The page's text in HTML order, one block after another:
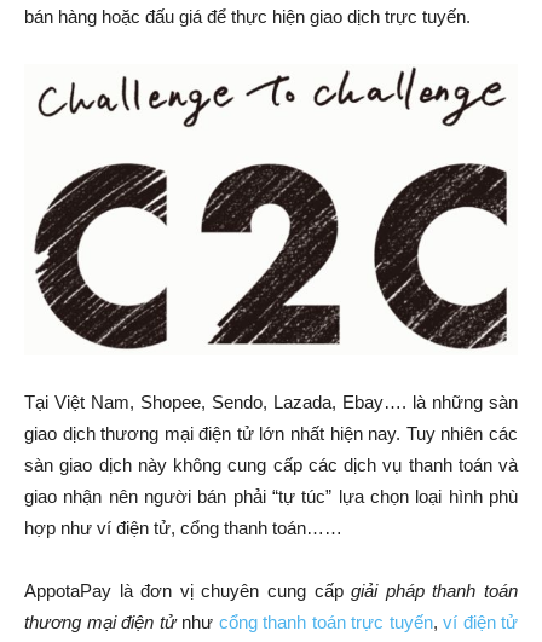
bán hàng hoặc đấu giá để thực hiện giao dịch trực tuyến.
Tại Việt Nam, Shopee, Sendo, Lazada, Ebay…. là những sàn
giao dịch thương mại điện tử lớn nhất hiện nay. Tuy nhiên các
sàn giao dịch này không cung cấp các dịch vụ thanh toán và
giao nhận nên người bán phải “tự túc” lựa chọn loại hình phù
hợp như ví điện tử, cổng thanh toán……
AppotaPay là đơn vị chuyên cung cấpgiải pháp thanh toán
thương mại điện tửnhư cổng thanh toán trực tuyến, ví điện tử